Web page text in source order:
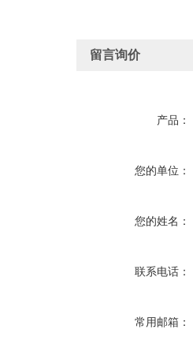
留言询价
产品：
您的单位：
您的姓名：
联系电话：
常用邮箱：